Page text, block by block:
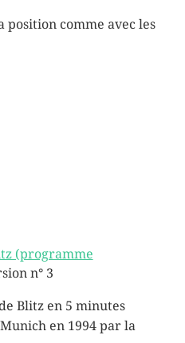
position comme avec les
(programme
n° 3
Blitz en 5 minutes
en 1994 par la